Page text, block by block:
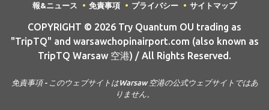
報&ニュース
免責事項 プライバシー サイトマップ
COPYRIGHT © 2026 Try Quantum OU trading as
"TripTQ" and warsawchopinairport.com (also known as
TripTQ Warsaw 空港) / All Rights Reserved.
免責事項 - このウェブサイトはWarsaw 空港の公式ウェブサイトではあ
りません。